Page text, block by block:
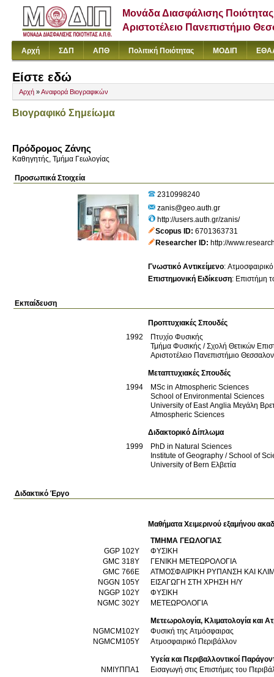
Μονάδα Διασφάλισης Ποιότητας
Αριστοτέλειο Πανεπιστήμιο
Αρχή ΣΔΠ ΑΠΘ Πολιτική Ποιότητας ΜΟΔΙΠ
Είστε εδώ
Αρχή »Αναφορά Βιογραφικών
Βιογραφικό Σημείωμα
Πρόδρομος Ζάνης
Καθηγητής, Τμήμα Γεωλογίας
Προσωπικά Στοιχεία
2310998240
zanis@geo.auth.gr
http://users.auth.gr/zanis/
Scopus ID 6701363731
Researcher ID http://
Γνωστικό Αντικείμενο:
Επιστημονική Ειδίκευση: Επιστήμη
Εκπαίδευση
Προπτυχιακές Σπουδές
1992
Πτυχίο Φυσικής
Τμήμα Φυσικής / Σχολή Θετικών
Αριστοτέλειο Πανεπιστήμιο
Μεταπτυχιακές Σπουδές
1994
MSc in Atmospheric Sciences
School of Environmental Sciences
University of East Anglia Μεγάλη
Atmospheric Sciences
Διδακτορικό Δίπλωμα
1999
PhD in Natural Sciences
Institute of Geography / School of
University of Bern Ελβετία
Διδακτικό Έργο
Μαθήματα Χειμερινού εξαμήνου
ΤΜΗΜΑ ΓΕΩΛΟΓΙΑΣ
GGP 102Y
ΦΥΣΙΚΗ
GMC 318Y
ΓΕΝΙΚΗ ΜΕΤΕΩΡΟΛΟΓΙΑ
GMC 766E
ΑΤΜΟΣΦΑΙΡΙΚΗ ΡΥΠΑΝΣΗ ΚΑΙ
NGGN 105Y
ΕΙΣΑΓΩΓΗ ΣΤΗ ΧΡΗΣΗ Η/Υ
NGGP 102Y
ΦΥΣΙΚΗ
NGMC 302Y
ΜΕΤΕΩΡΟΛΟΓΙΑ
Μετεωρολογία, Κλιματολογία και
NGMCM102Y
Φυσική της Ατμόσφαιρας
NGMCM105Y
Ατμοσφαιρικό Περιβάλλον
Υγεία και Περιβαλλοντικοί
ΝΜΙΥΠΠΑ1
Εισαγωγή στις Επιστήμες του